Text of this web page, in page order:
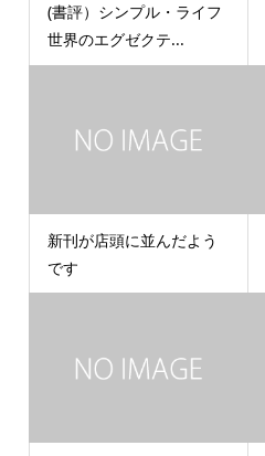
(書評）シンプル・ライフ
世界のエグゼクテ...
新刊が店頭に並んだよう
です